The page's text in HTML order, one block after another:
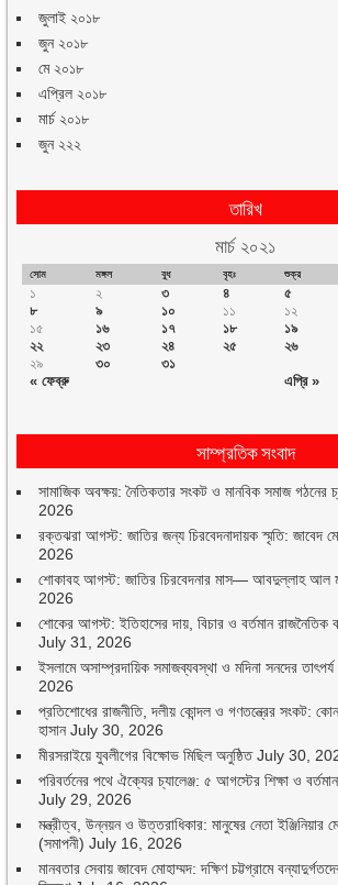
জুলাই ২০১৮
জুন ২০১৮
মে ২০১৮
এপ্রিল ২০১৮
মার্চ ২০১৮
জুন ২২২
তারিখ
মার্চ ২০২১
সোম মঙ্গল বুধ বৃহঃ শুক্র
« ফেব্রু এপ্রি »
১ ২ ৩ ৪ ৫
৮
৯ ১০ ১১ ১২
১৫
১৬ ১৭ ১৮ ১৯
২২
২৩ ২৪ ২৫ ২৬
২৯
৩০ ৩১
সাম্প্রতিক সংবাদ
সামাজিক অবক্ষয়: নৈতিকতার সংকট ও মানবিক সমাজ গঠনের
2026
রক্তঝরা আগস্ট: জাতির জন্য চিরবেদনাদায়ক স্মৃতি: জাবেদ
2026
শোকাবহ আগস্ট: জাতির চিরবেদনার মাস— আবদুল্লাহ আল
2026
শোকের আগস্ট: ইতিহাসের দায়, বিচার ও বর্তমান রাজনৈতিক
July 31, 2026
ইসলামে অসাম্প্রদায়িক সমাজব্যবস্থা ও মদিনা সনদের তাৎপর্য
2026
প্রতিশোধের রাজনীতি, দলীয় কোন্দল ও গণতন্ত্রের সংকট:
হাসান July 30, 2026
মীরসরাইয়ে যুবলীগের বিক্ষোভ মিছিল অনুষ্ঠিত July 30,
পরিবর্তনের পথে ঐক্যের চ্যালেঞ্জ: ৫ আগস্টের শিক্ষা ও
July 29, 2026
মন্ত্রীত্ব, উন্নয়ন ও উত্তরাধিকার: মানুষের নেতা ইঞ্জিনিয়ার
(সমাপনী) July 16, 2026
মানবতার সেবায় জাবেদ মোহাম্মদ: দক্ষিণ চট্টগ্রামে